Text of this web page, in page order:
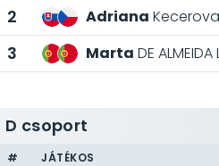
2
Adriana Kecerova
3
Marta DE ALMEIDA
D csoport
# JÁTÉKOS